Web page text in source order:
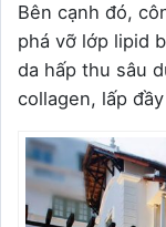
Bên cạnh đó,
phá vỡ lớp lipid
da hấp thu sâu
collagen, lấp